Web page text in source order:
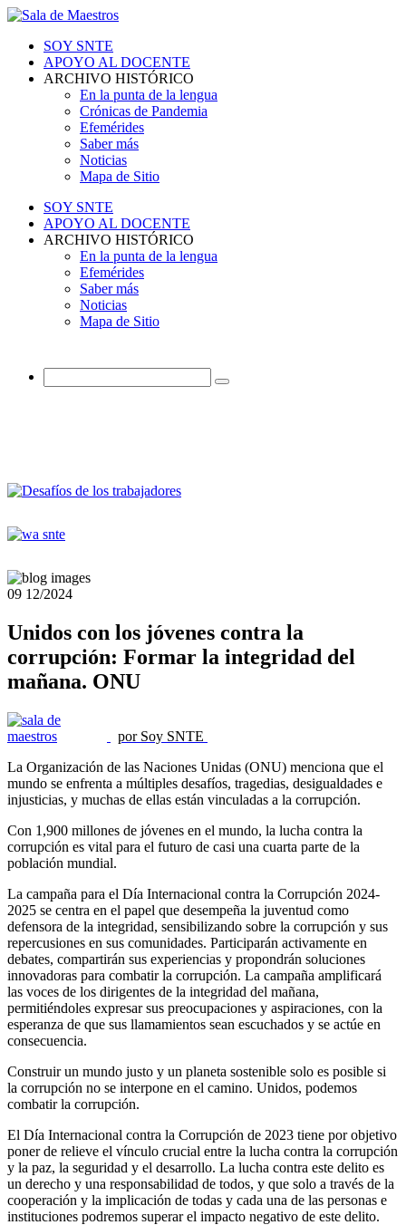
SOY SNTE
APOYO AL DOCENTE
ARCHIVO HISTÓRICO
En la punta de la lengua
Crónicas de Pandemia
Efemérides
Saber más
Noticias
Mapa de Sitio
SOY SNTE
APOYO AL DOCENTE
ARCHIVO HISTÓRICO
En la punta de la lengua
Efemérides
Saber más
Noticias
Mapa de Sitio
09 12/2024
Unidos con los jóvenes contra la
corrupción: Formar la integridad del
mañana. ONU
por Soy SNTE
La Organización de las Naciones Unidas (ONU) menciona que el
mundo se enfrenta a múltiples desafíos, tragedias, desigualdades e
injusticias, y muchas de ellas están vinculadas a la corrupción.
Con 1,900 millones de jóvenes en el mundo, la lucha contra la
corrupción es vital para el futuro de casi una cuarta parte de la
población mundial.
La campaña para el Día Internacional contra la Corrupción 2024-
2025 se centra en el papel que desempeña la juventud como
defensora de la integridad, sensibilizando sobre la corrupción y sus
repercusiones en sus comunidades. Participarán activamente en
debates, compartirán sus experiencias y propondrán soluciones
innovadoras para combatir la corrupción. La campaña amplificará
las voces de los dirigentes de la integridad del mañana,
permitiéndoles expresar sus preocupaciones y aspiraciones, con la
esperanza de que sus llamamientos sean escuchados y se actúe en
consecuencia.
Construir un mundo justo y un planeta sostenible solo es posible si
la corrupción no se interpone en el camino. Unidos, podemos
combatir la corrupción.
El Día Internacional contra la Corrupción de 2023 tiene por objetivo
poner de relieve el vínculo crucial entre la lucha contra la corrupción
y la paz, la seguridad y el desarrollo. La lucha contra este delito es
un derecho y una responsabilidad de todos, y que solo a través de la
cooperación y la implicación de todas y cada una de las personas e
instituciones podremos superar el impacto negativo de este delito.